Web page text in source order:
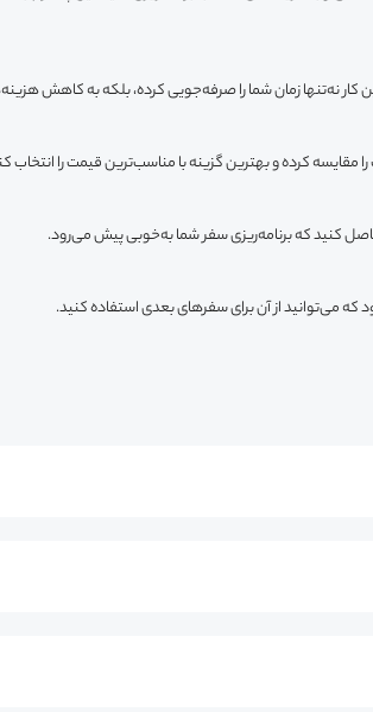
کار نه‌تنها زمان شما را صرفه‌جویی کرده، بلکه به کاهش
کرده و بهترین گزینه با مناسب‌ترین قیمت را انتخاب
کنید که برنامه‌ریزی سفر شما به‌خوبی پیش می‌رود.
می‌توانید از آن برای سفرهای بعدی استفاده کنید.